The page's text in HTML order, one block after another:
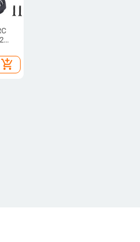
de
add_shopping_cart